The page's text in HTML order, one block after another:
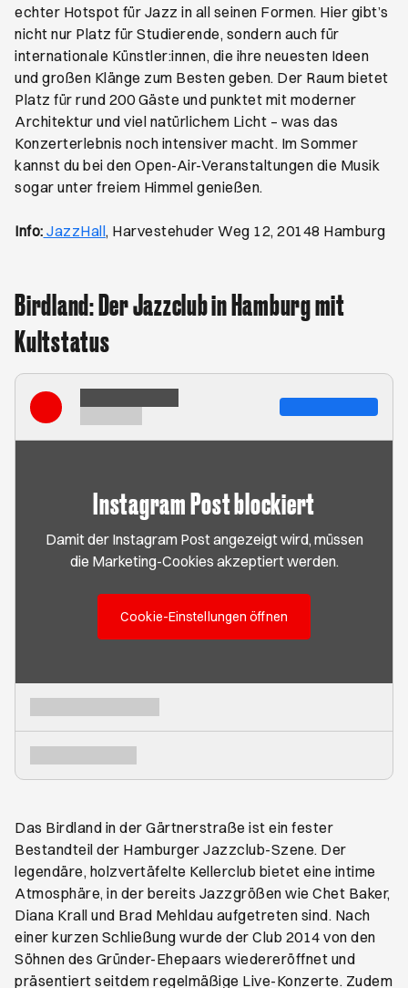
echter Hotspot für Jazz in all seinen Formen. Hier gibt’s
nicht nur Platz für Studierende, sondern auch für
internationale Künstler:innen, die ihre neuesten Ideen
und großen Klänge zum Besten geben. Der Raum bietet
Platz für rund 200 Gäste und punktet mit moderner
Architektur und viel natürlichem Licht – was das
Konzerterlebnis noch intensiver macht. Im Sommer
kannst du bei den Open-Air-Veranstaltungen die Musik
sogar unter freiem Himmel genießen.
Info: JazzHallÖffnet ein neues Browser-Tab
, Harvestehuder Weg 12, 20148 Hamburg
Birdland: Der Jazzclub in Hamburg mit
Kultstatus
Instagram Post blockiert
Damit der Instagram Post angezeigt wird, müssen
die Marketing-Cookies akzeptiert werden.
Cookie-Einstellungen öffnen
Das Birdland in der Gärtnerstraße ist ein fester
Bestandteil der Hamburger Jazzclub-Szene. Der
legendäre, holzvertäfelte Kellerclub bietet eine intime
Atmosphäre, in der bereits Jazzgrößen wie Chet Baker,
Diana Krall und Brad Mehldau aufgetreten sind. Nach
einer kurzen Schließung wurde der Club 2014 von den
Söhnen des Gründer-Ehepaars wiedereröffnet und
präsentiert seitdem regelmäßige Live-Konzerte. Zudem